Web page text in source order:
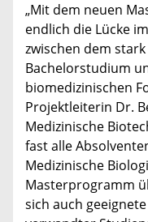
„Mit dem neuen
endlich die Lücke
zwischen dem
Bachelorstudium
biomedizinischen
Projektleiterin Dr.
Medizinische
fast alle
Medizinische
Masterprogramm
sich auch